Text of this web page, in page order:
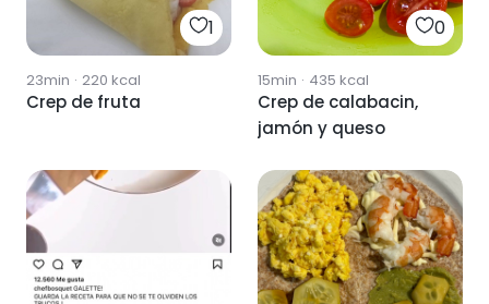
1
23min · 220 kcal
Crep de fruta
0
15min · 435 kcal
Crep de calabacin,
jamón y queso